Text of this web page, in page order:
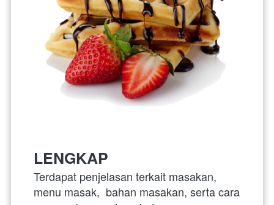
LENGKAP
Terdapat penjelasan terkait masakan,
menu masak,  bahan masakan, serta cara